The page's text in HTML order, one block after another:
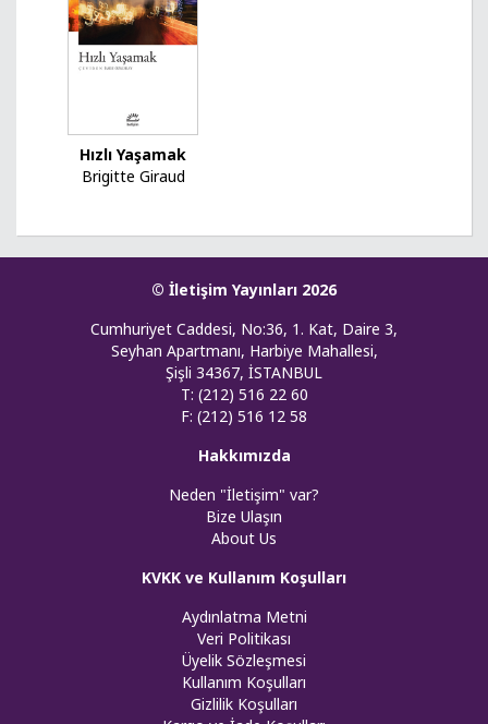
Hızlı Yaşamak
Brigitte Giraud
© İletişim Yayınları 2026
Cumhuriyet Caddesi, No:36, 1. Kat, Daire 3,
Seyhan Apartmanı, Harbiye Mahallesi,
Şişli 34367, İSTANBUL
T: (212) 516 22 60
F: (212) 516 12 58
Hakkımızda
Neden "İletişim" var?
Bize Ulaşın
About Us
KVKK ve Kullanım Koşulları
Aydınlatma Metni
Veri Politikası
Üyelik Sözleşmesi
Kullanım Koşulları
Gizlilik Koşulları